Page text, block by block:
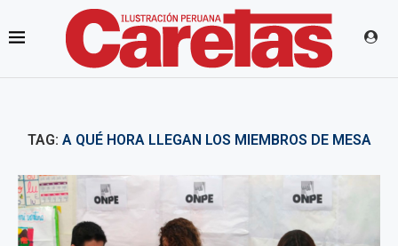
TAG: A QUÉ HORA LLEGAN LOS MIEMBROS DE MESA